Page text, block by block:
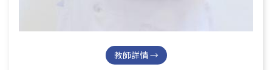
教師詳情 →